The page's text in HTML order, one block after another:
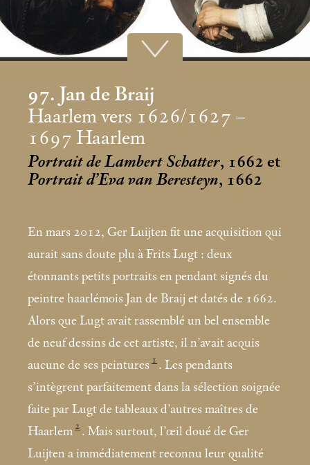
97. Jan de Braij
Haarlem vers 1626/1627 –
1697 Haarlem
Portrait de Lambert Schatter, 1662 et
Portrait d’Eva van Beresteyn, 1662
En mars 2012, Ger Luijten fit une acquisition qui
aurait sans doute plu à Frits Lugt : deux
étonnants petits portraits en pendant signés du
peintre haarlémois Jan de Braij et datés de 1662.
Alors que Lugt avait rassemblé un bel ensemble
de neuf dessins de cet artiste, il n’avait acquis
aucune de ses peintures 1 . Les pendants
s’intègrent parfaitement dans la sélection soignée
faite par Lugt de tableaux d’autres maîtres de
Haarlem 2 . Mais surtout, l’œil doué de Ger
Luijten a immédiatement reconnu leur qualité